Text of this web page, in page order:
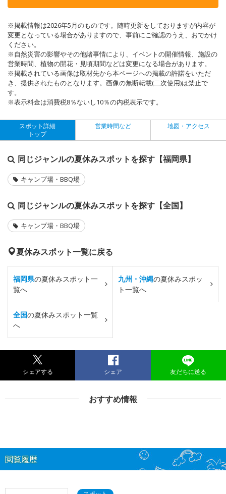
※掲載情報は2026年5月のものです。随時更新をしておりますが内容が
変更となっている場合がありますので、事前にご確認のうえ、おでかけ
ください。
※自然災害の影響やその他諸事情により、イベントの開催情報、施設の
営業時間、植物の開花・見頃期間などは変更になる場合があります。
※掲載されている画像は取材先から本ページへの掲載の許諾をいただ
き、提供されたものとなります。画像の無断転載(二次使用)は禁止で
す。
※表示料金は消費税8％ないし10％の内税表示です。
スポット詳細
トップ
営業時間など 地図・アクセス
同じジャンルの夏休みスポットを探す【福岡県】
キャンプ場・BBQ場
同じジャンルの夏休みスポットを探す【全国】
キャンプ場・BBQ場
夏休みスポット一覧に戻る
福岡県の夏休みスポット一
覧へ
九州・沖縄の夏休みスポッ
ト一覧へ
全国の夏休みスポット一覧
へ
シェアする シェア 友だちに送る
おすすめ情報
閲覧履歴